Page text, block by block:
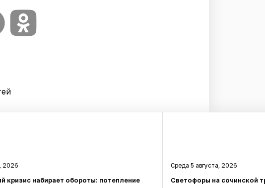
2026
кризис набирает обороты: потепление
Среда 5 августа, 2026
Светофоры на сочинской